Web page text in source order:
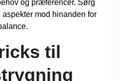
og præferencer. Sørg
mod hinanden for
til